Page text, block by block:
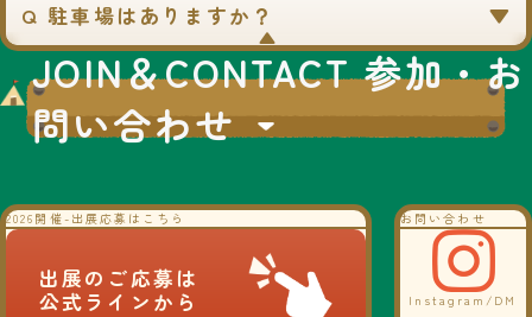
Q 駐車場はありますか？
▼
JOIN＆CONTACT 参加・お
問い合わせ
2026開催-出展応募はこちら
出展のご応募は
公式ラインから
お問い合わせ
Instagram/DM